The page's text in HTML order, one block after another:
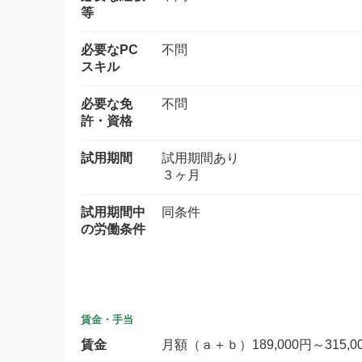
等
必要なPC
スキル
不問
必要な免
許・資格
不問
試用期間
試用期間あり
３ヶ月
試用期間中
の労働条件
同条件
賃金・手当
賃金 月額（ａ＋ｂ）189,000円～